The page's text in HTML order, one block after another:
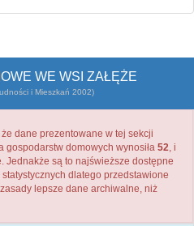
WE WSI ZAŁĘŻE
i Mieszkań 2002)
dane prezentowane w tej sekcji
gospodarstw domowych wynosiła 52, i
Jednakże są to najświeższe dostępne
dlatego przedstawione
lepsze dane archiwalne, niż